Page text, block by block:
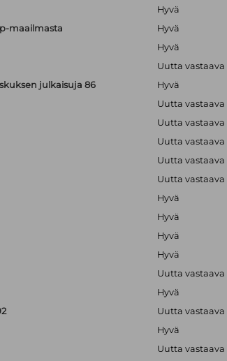
Hyvä
maailmasta
Hyvä
Hyvä
Uutta vastaava
julkaisuja 86
Hyvä
Uutta vastaava
Uutta vastaava
Uutta vastaava
Uutta vastaava
Uutta vastaava
Hyvä
Hyvä
Hyvä
Hyvä
Uutta vastaava
Hyvä
Uutta vastaava
Hyvä
Uutta vastaava